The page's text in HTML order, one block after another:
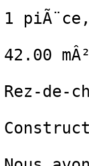
1
42.00 mÂ²
Rez-de-